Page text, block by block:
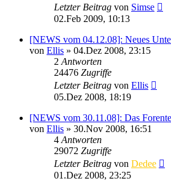
Letzter Beitrag von Simse
02.Feb 2009, 10:13
[NEWS vom 04.12.08]: Neues
von Ellis » 04.Dez 2008, 23:15
2 Antworten
24476 Zugriffe
Letzter Beitrag von Ellis
05.Dez 2008, 18:19
[NEWS vom 30.11.08]: Das
von Ellis » 30.Nov 2008, 16:51
4 Antworten
29072 Zugriffe
Letzter Beitrag von Dedee
01.Dez 2008, 23:25